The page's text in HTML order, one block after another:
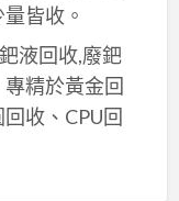
皆收。
液回收,廢鈀
精於黃金回
收、CPU回